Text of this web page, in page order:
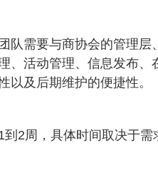
队需要与商协会的管理
、活动管理、信息发布
以及后期维护的便捷性。
2周，具体时间取决于